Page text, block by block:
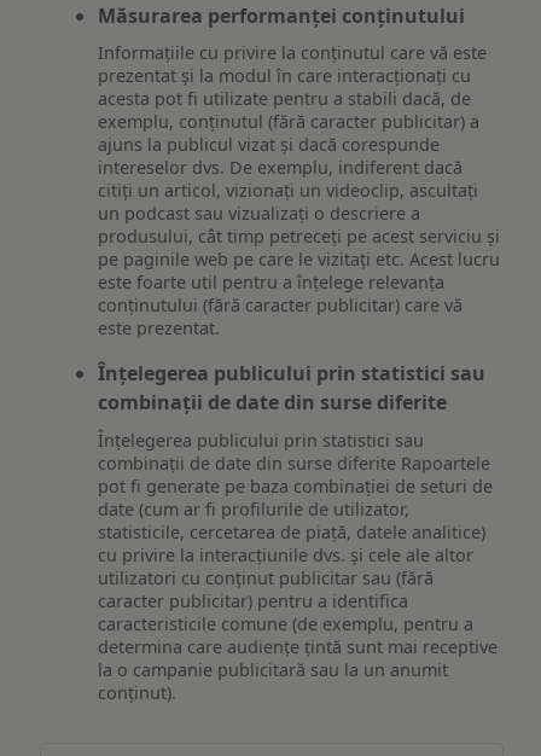
Măsurarea performanței conținutului
Informațiile cu privire la conținutul care vă este
prezentat și la modul în care interacționați cu
acesta pot fi utilizate pentru a stabili dacă, de
exemplu, conținutul (fără caracter publicitar) a
ajuns la publicul vizat și dacă corespunde
intereselor dvs. De exemplu, indiferent dacă
citiți un articol, vizionați un videoclip, ascultați
un podcast sau vizualizați o descriere a
produsului, cât timp petreceți pe acest serviciu și
pe paginile web pe care le vizitați etc. Acest lucru
este foarte util pentru a înțelege relevanța
conținutului (fără caracter publicitar) care vă
este prezentat.
Înțelegerea publicului prin statistici sau
combinații de date din surse diferite
Înțelegerea publicului prin statistici sau
combinații de date din surse diferite Rapoartele
pot fi generate pe baza combinației de seturi de
date (cum ar fi profilurile de utilizator,
statisticile, cercetarea de piață, datele analitice)
cu privire la interacțiunile dvs. și cele ale altor
utilizatori cu conținut publicitar sau (fără
caracter publicitar) pentru a identifica
caracteristicile comune (de exemplu, pentru a
determina care audiențe țintă sunt mai receptive
la o campanie publicitară sau la un anumit
conținut).